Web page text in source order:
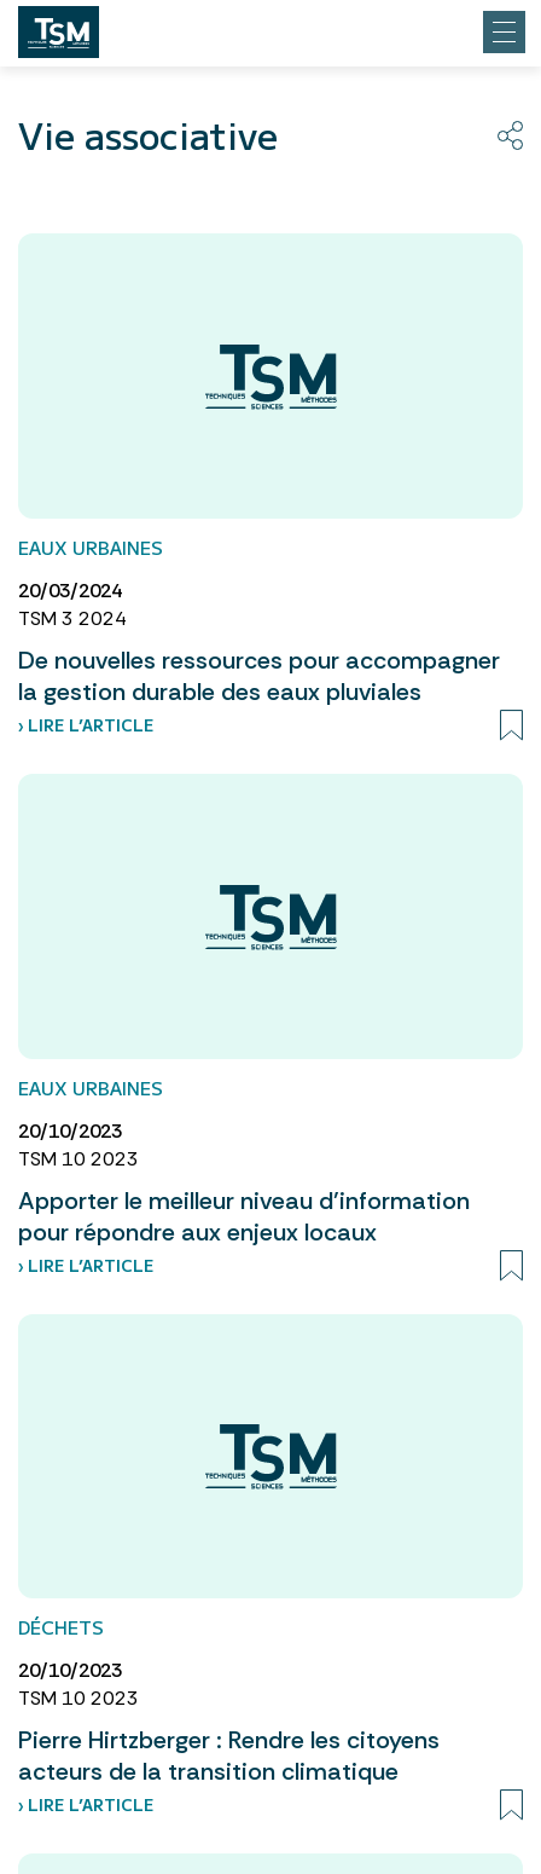
Vie associative
EAUX URBAINES
20/03/2024
TSM 3 2024
De nouvelles ressources pour accompagner
la gestion durable des eaux pluviales
› LIRE L’ARTICLE
EAUX URBAINES
20/10/2023
TSM 10 2023
Apporter le meilleur niveau d’information
pour répondre aux enjeux locaux
› LIRE L’ARTICLE
DÉCHETS
20/10/2023
TSM 10 2023
Pierre Hirtzberger : Rendre les citoyens
acteurs de la transition climatique
› LIRE L’ARTICLE